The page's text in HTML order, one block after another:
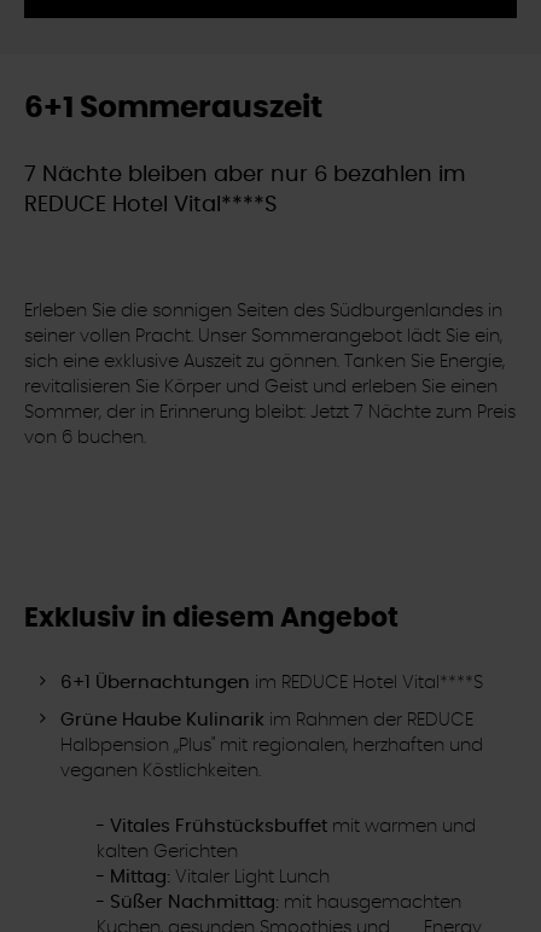
6+1 Sommerauszeit
7 Nächte bleiben aber nur 6 bezahlen im
REDUCE Hotel Vital****S
Erleben Sie die sonnigen Seiten des Südburgenlandes in
seiner vollen Pracht. Unser Sommerangebot lädt Sie ein,
sich eine exklusive Auszeit zu gönnen. Tanken Sie Energie,
revitalisieren Sie Körper und Geist und erleben Sie einen
Sommer, der in Erinnerung bleibt: Jetzt 7 Nächte zum Preis
von 6 buchen.
Exklusiv in diesem Angebot
6+1 Übernachtungen im REDUCE Hotel Vital****S
Grüne Haube Kulinarik im Rahmen der REDUCE
Halbpension „Plus" mit regionalen, herzhaften und
veganen Köstlichkeiten.
- Vitales Frühstücksbuffet mit warmen und
kalten Gerichten
- Mittag: Vitaler Light Lunch
- Süßer Nachmittag: mit hausgemachten
Kuchen, gesunden Smoothies und Energy